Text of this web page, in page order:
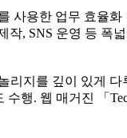
용한 업무 효율
작, SNS 운영 등 폭
지를 깊이 있게
행. 웹 매거진 「